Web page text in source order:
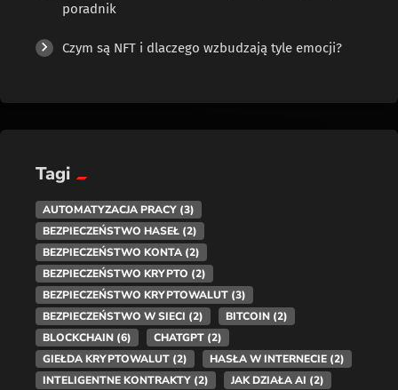
poradnik
Czym są NFT i dlaczego wzbudzają tyle emocji?
Tagi
AUTOMATYZACJA PRACY (3)
BEZPIECZEŃSTWO HASEŁ (2)
BEZPIECZEŃSTWO KONTA (2)
BEZPIECZEŃSTWO KRYPTO (2)
BEZPIECZEŃSTWO KRYPTOWALUT (3)
BEZPIECZEŃSTWO W SIECI (2) BITCOIN (2)
BLOCKCHAIN (6) CHATGPT (2)
GIEŁDA KRYPTOWALUT (2) HASŁA W INTERNECIE (2)
INTELIGENTNE KONTRAKTY (2) JAK DZIAŁA AI (2)